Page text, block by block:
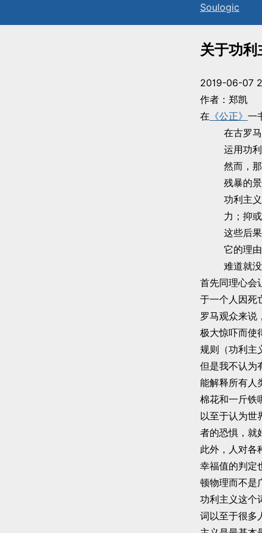
Soulogic
关于功利
2019-06-07
作者：郑凯
在 《公正》 一
在古罗
运用功
然而，
残暴的
功利主
力；抑
这些后
它的理
难道就
首先同理心会
于一个人因死
罗马观众来说
极大惊吓而使
规则（功利主
但是我不认为
能解释所有人
棉花和一斤铁
以至于认为世
者的恐惧，就
此外，人对各
幸福值的判定
顿物理而不是
功利主义这个
词以至于很多